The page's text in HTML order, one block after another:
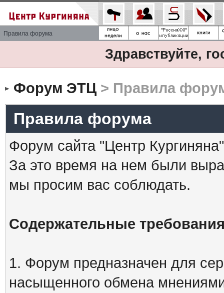
Правила форума
Здравствуйте,
Форум ЭТЦ> Правила
Правила форума
Форум сайта "Центр
За это время на нем были
мы просим вас соблюдать.
Содержательные
1. Форум предназначен для
насыщенного обмена